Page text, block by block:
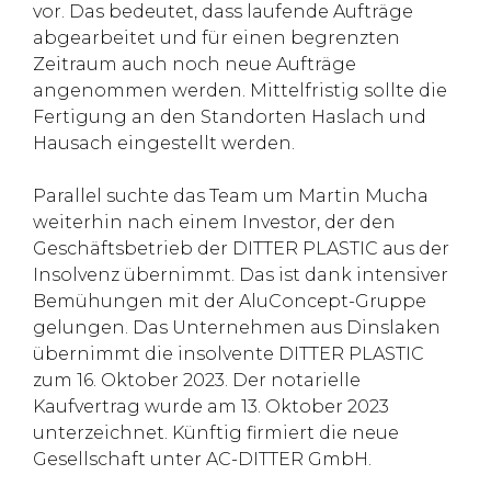
vor. Das bedeutet, dass laufende Aufträge
abgearbeitet und für einen begrenzten
Zeitraum auch noch neue Aufträge
angenommen werden. Mittelfristig sollte die
Fertigung an den Standorten Haslach und
Hausach eingestellt werden.
Parallel suchte das Team um Martin Mucha
weiterhin nach einem Investor, der den
Geschäftsbetrieb der DITTER PLASTIC aus der
Insolvenz übernimmt. Das ist dank intensiver
Bemühungen mit der AluConcept-Gruppe
gelungen. Das Unternehmen aus Dinslaken
übernimmt die insolvente DITTER PLASTIC
zum 16. Oktober 2023. Der notarielle
Kaufvertrag wurde am 13. Oktober 2023
unterzeichnet. Künftig firmiert die neue
Gesellschaft unter AC-DITTER GmbH.